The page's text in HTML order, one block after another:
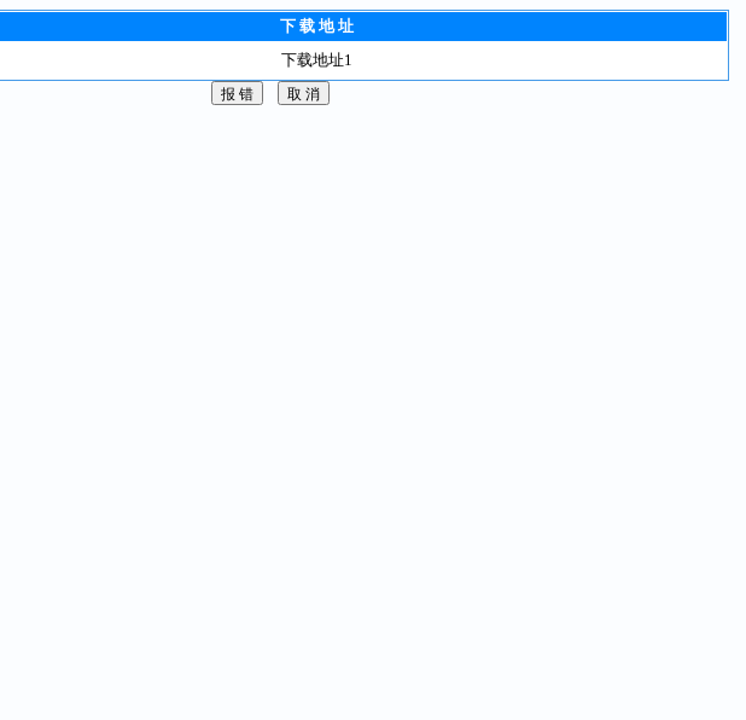
下 载 地 址
下载地址1